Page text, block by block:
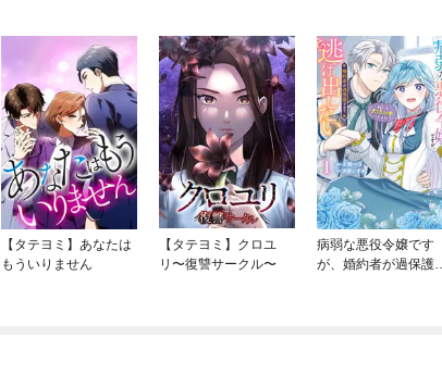
【タテヨミ】あなたは
もういりません
【タテヨミ】クロユ
リ〜復讐サークル〜
病弱な悪役令嬢です
が、婚約者が過保護す